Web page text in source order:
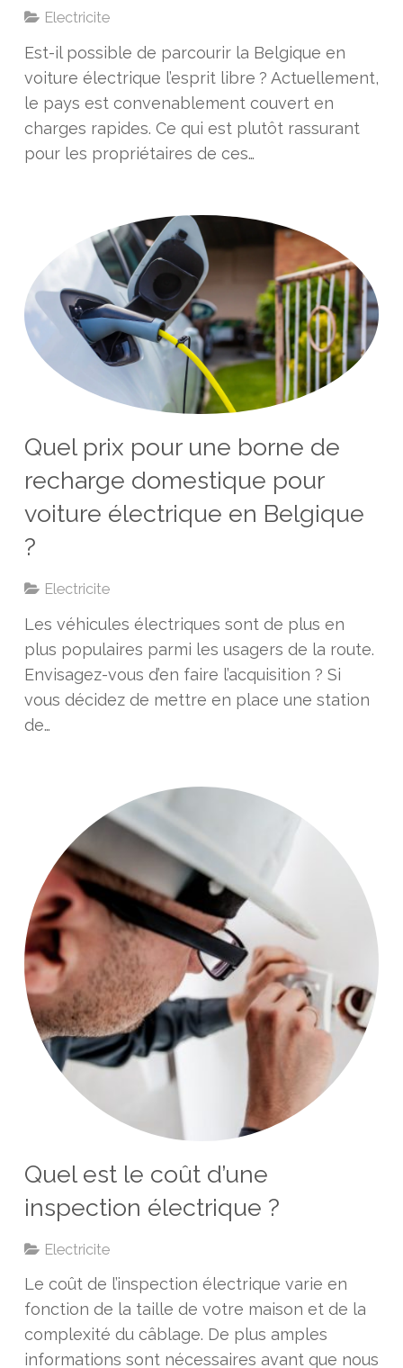
Electricite
Est-il possible de parcourir la Belgique en
voiture électrique l’esprit libre ? Actuellement,
le pays est convenablement couvert en
charges rapides. Ce qui est plutôt rassurant
pour les propriétaires de ces…
Quel prix pour une borne de
recharge domestique pour
voiture électrique en Belgique
?
Electricite
Les véhicules électriques sont de plus en
plus populaires parmi les usagers de la route.
Envisagez-vous d’en faire l’acquisition ? Si
vous décidez de mettre en place une station
de…
Quel est le coût d’une
inspection électrique ?
Electricite
Le coût de l’inspection électrique varie en
fonction de la taille de votre maison et de la
complexité du câblage. De plus amples
informations sont nécessaires avant que nous